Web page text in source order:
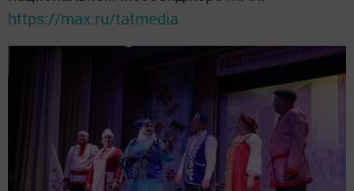
https://max.ru/tatmedia